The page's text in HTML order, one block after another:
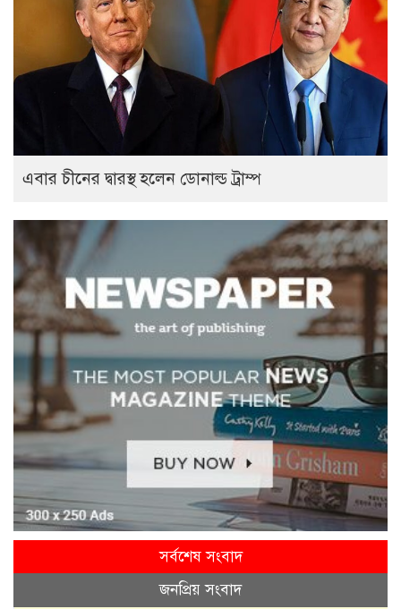
এবার চীনের দ্বারস্থ হলেন ডোনাল্ড ট্রাম্প
সর্বশেষ সংবাদ
জনপ্রিয় সংবাদ